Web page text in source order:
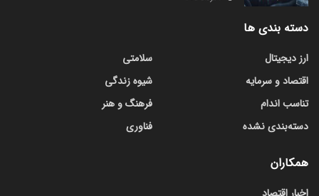
دسته بندی ها
ارز دیجیتال
اقتصاد و سرمایه
تناسب اندام
دسته‌بندی نشده
سلامتی
شیوه زندگی
فرهنگ و هنر
فناوری
همکاران